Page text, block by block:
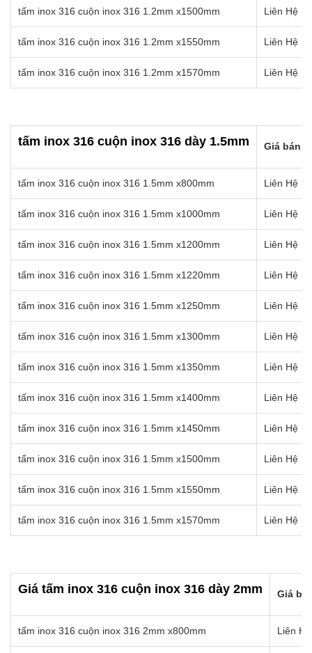
tấm inox 316 cuộn inox 316 1.2mm x1500mm Liên Hệ
tấm inox 316 cuộn inox 316 1.2mm x1550mm Liên Hệ
tấm inox 316 cuộn inox 316 1.2mm x1570mm Liên Hệ
tấm inox 316 cuộn inox 316 dày 1.5mm Giá bán
tấm inox 316 cuộn inox 316 1.5mm x800mm Liên Hệ
tấm inox 316 cuộn inox 316 1.5mm x1000mm Liên Hệ
tấm inox 316 cuộn inox 316 1.5mm x1200mm Liên Hệ
tấm inox 316 cuộn inox 316 1.5mm x1220mm Liên Hệ
tấm inox 316 cuộn inox 316 1.5mm x1250mm Liên Hệ
tấm inox 316 cuộn inox 316 1.5mm x1300mm Liên Hệ
tấm inox 316 cuộn inox 316 1.5mm x1350mm Liên Hệ
tấm inox 316 cuộn inox 316 1.5mm x1400mm Liên Hệ
tấm inox 316 cuộn inox 316 1.5mm x1450mm Liên Hệ
tấm inox 316 cuộn inox 316 1.5mm x1500mm Liên Hệ
tấm inox 316 cuộn inox 316 1.5mm x1550mm Liên Hệ
tấm inox 316 cuộn inox 316 1.5mm x1570mm Liên Hệ
Giá tấm inox 316 cuộn inox 316 dày 2mm Giá
tấm inox 316 cuộn inox 316 2mm x800mm Liên